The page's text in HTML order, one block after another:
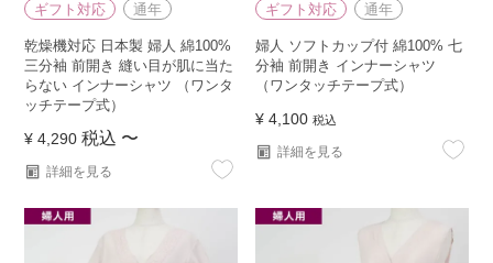
ギフト対応 通年
乾燥機対応 日本製 婦人 綿100%
三分袖 前開き 縫い目が肌に当た
らない インナーシャツ （ワンタ
ッチテープ式）
¥ 4,290 税込 〜
詳細を見る
ギフト対応 通年
婦人 ソフトカップ付 綿100% 七
分袖 前開き インナーシャツ
（ワンタッチテープ式）
¥ 4,100 税込
詳細を見る